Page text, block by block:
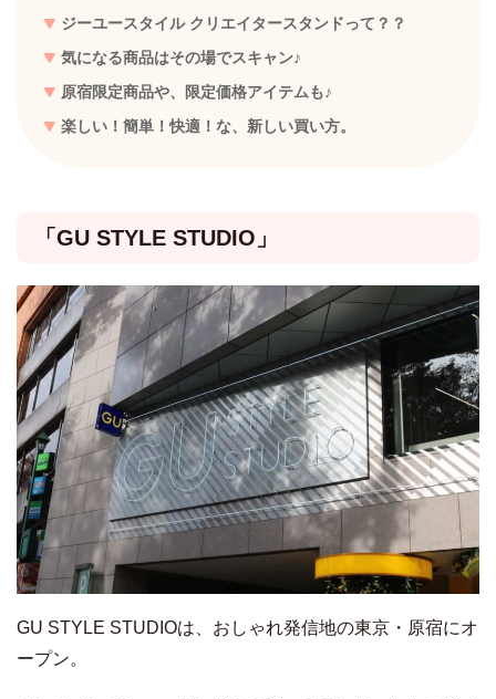
ジーユースタイル クリエイタースタンドって？？
気になる商品はその場でスキャン♪
原宿限定商品や、限定価格アイテムも♪
楽しい！簡単！快適！な、新しい買い方。
「GU STYLE STUDIO」
GU STYLE STUDIOは、おしゃれ発信地の東京・原宿にオ
ープン。